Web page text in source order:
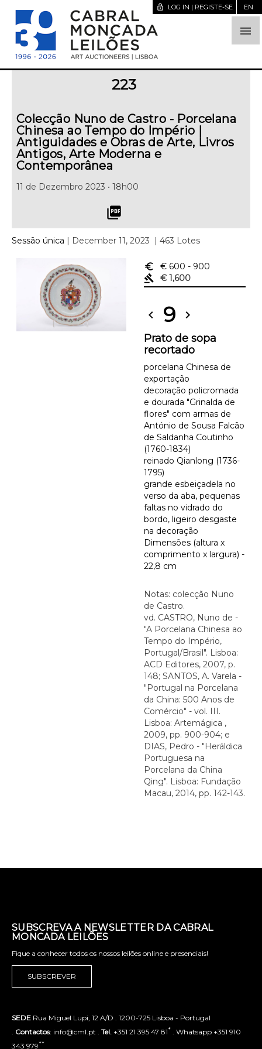

lock_open LOG IN | REGISTE-SE EN
223
Colecção Nuno de Castro - Porcelana
Chinesa ao Tempo do Império |
Antiguidades e Obras de Arte, Livros
Antigos, Arte Moderna e
Contemporânea
11 de Dezembro 2023 • 18h00
picture_as_pdf
Sessão única | December 11, 2023 | 463 Lotes
euro_symbol € 600 - 900
gavel
€ 1,600
chevron_left 9 chevron_right
Prato de sopa
recortado
porcelana Chinesa de
exportação
decoração policromada
e dourada "Grinalda de
flores" com armas de
António de Sousa Falcão
de Saldanha Coutinho
(1760-1834)
reinado Qianlong (1736-
1795)
grande esbeiçadela no
verso da aba, pequenas
faltas no vidrado do
bordo, ligeiro desgaste
na decoração
Dimensões (altura x
comprimento x largura) -
22,8 cm
Notas: colecção Nuno
de Castro.
vd. CASTRO, Nuno de -
"A Porcelana Chinesa ao
Tempo do Império,
Portugal/Brasil". Lisboa:
ACD Editores, 2007, p.
148; SANTOS, A. Varela -
"Portugal na Porcelana
da China: 500 Anos de
Comércio" - vol. III.
Lisboa: Artemágica ,
2009, pp. 900-904; e
DIAS, Pedro - "Heráldica
Portuguesa na
Porcelana da China
Qing". Lisboa: Fundação
Macau, 2014, pp. 142-143.
SUBSCREVA A NEWSLETTER DA CABRAL
MONCADA LEILÕES
Fique a conhecer todos os nossos leilões online e presenciais!
SUBSCREVER
SEDE Rua Miguel Lupi, 12 A/D . 1200-725 Lisboa - Portugal
Contactos: info@cml.pt . Tel. +351 21 395 47 81* . Whatsapp +351 910
343 979**